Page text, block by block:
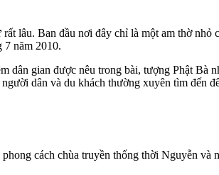
lâu. Ban đầu nơi đây chỉ là một am thờ nhỏ
7 năm 2010.
dân gian được nêu trong bài, tượng Phật Bà
dân và du khách thường xuyên tìm đến
cách chùa truyền thống thời Nguyễn và